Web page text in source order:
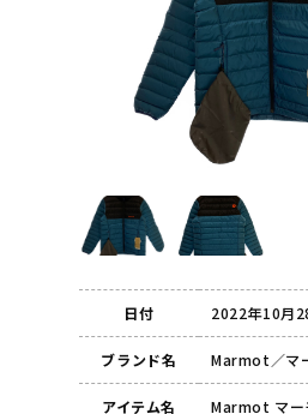
日付 2022年10月
ブランド名 Marmot／マ
アイテム名
Marmot マー